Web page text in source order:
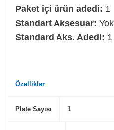
Paket içi ürün adedi: 1
Standart Aksesuar: Yok
Standard Aks. Adedi: 1
Özellikler
Plate Sayısı 1